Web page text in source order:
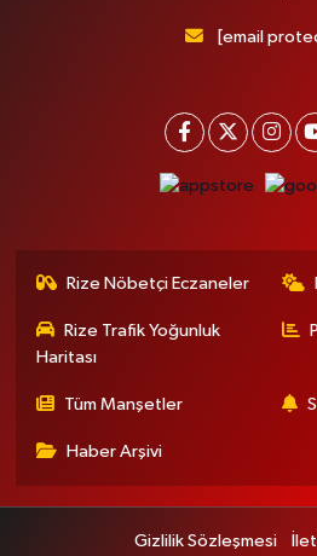
[email
Rize Nöbetçi Eczaneler
Rize Trafik Yoğunluk
Haritası
Tüm Manşetler
Haber Arşivi
Gizlilik Sözleşmesi